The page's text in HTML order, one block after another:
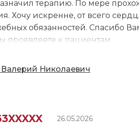
терапию. По мере
Хочу искренне, от всего
обязанностей. Спасибо
проявляете к пациентам.
Валерий Николаевич
26.05.2026